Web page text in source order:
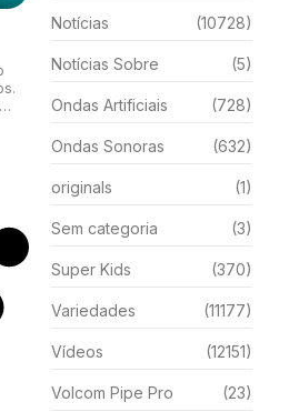
Notícias (10728)
Notícias Sobre (5)
Ondas Artificiais (728)
Ondas Sonoras (632)
originals (1)
Sem categoria (3)
Super Kids (370)
Variedades (11177)
Vídeos (12151)
Volcom Pipe Pro (23)